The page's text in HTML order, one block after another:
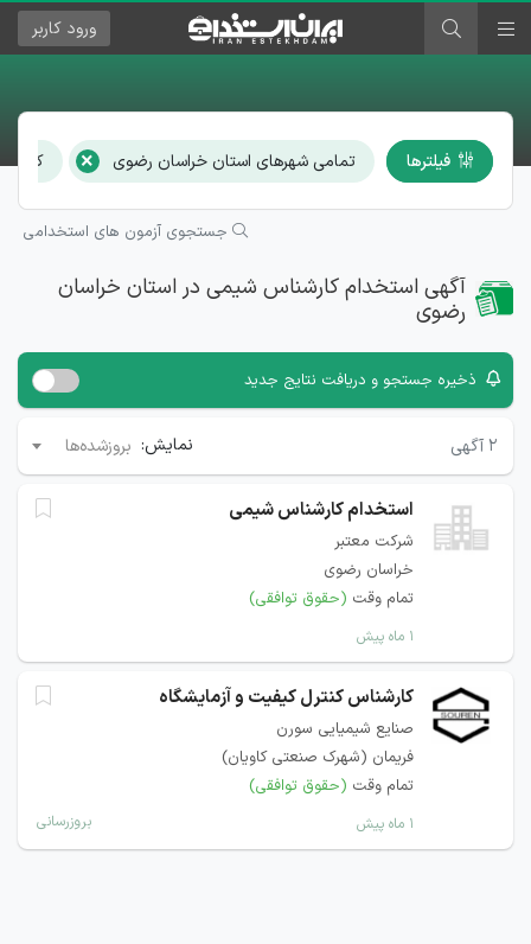
ورود کاربر
فیلترها تمامی شهرهای استان خراسان رضوی ×
جستجوی آزمون های استخدامی
آگهی استخدام کارشناس شیمی در استان خراسان
رضوی
ذخیره جستجو و دریافت نتایج جدید
۲ آگهی نمایش: بروزشده‌ها
استخدام کارشناس شیمی
شرکت معتبر
خراسان رضوی
تمام وقت (حقوق توافقی)
۱ ماه پیش
کارشناس کنترل کیفیت و آزمایشگاه
صنایع شیمیایی سورن
فریمان (شهرک صنعتی کاویان)
تمام وقت (حقوق توافقی)
۱ ماه پیش بروزرسانی